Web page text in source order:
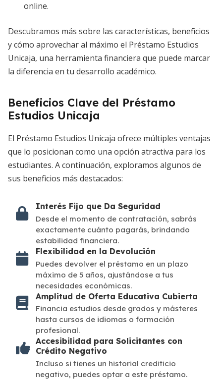
online.
Descubramos más sobre las características, beneficios
y cómo aprovechar al máximo el Préstamo Estudios
Unicaja, una herramienta financiera que puede marcar
la diferencia en tu desarrollo académico.
Beneficios Clave del Préstamo
Estudios Unicaja
El Préstamo Estudios Unicaja ofrece múltiples ventajas
que lo posicionan como una opción atractiva para los
estudiantes. A continuación, exploramos algunos de
sus beneficios más destacados:
Interés Fijo que Da Seguridad
Desde el momento de contratación, sabrás
exactamente cuánto pagarás, brindando
estabilidad financiera.
Flexibilidad en la Devolución
Puedes devolver el préstamo en un plazo
máximo de 5 años, ajustándose a tus
necesidades económicas.
Amplitud de Oferta Educativa Cubierta
Financia estudios desde grados y másteres
hasta cursos de idiomas o formación
profesional.
Accesibilidad para Solicitantes con
Crédito Negativo
Incluso si tienes un historial crediticio
negativo, puedes optar a este préstamo.